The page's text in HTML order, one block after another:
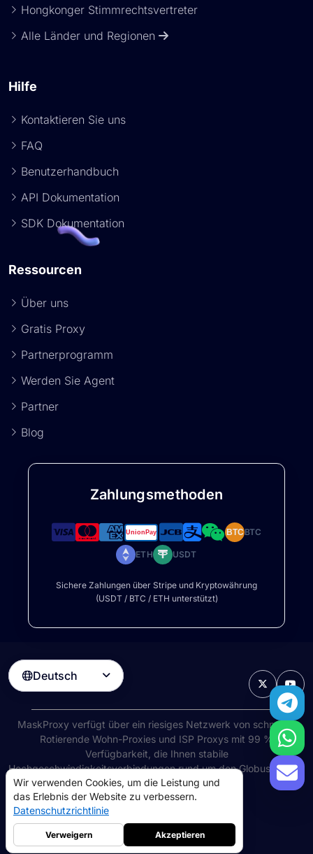
Hongkonger Stimmrechtsvertreter
Alle Länder und Regionen
Hilfe
Kontaktieren Sie uns
FAQ
Benutzerhandbuch
API Dokumentation
SDK Dokumentation
Ressourcen
Über uns
Gratis Proxy
Partnerprogramm
Werden Sie Agent
Partner
Blog
Zahlungsmethoden
BTCBTC
ETH USDT
Sichere Zahlungen über Stripe und Kryptowährung
(USDT / BTC / ETH unterstützt)
Deutsch 
MaskProxy verfügt über ein riesiges Netzwerk von schnellen
Rotierende Wohn-Proxies und ISP Proxys mit 99 %
Verfügbarkeit, die Ihnen stabile
Hochgeschwindigkeitsverbindungen rund um den Globus bieten.
©2026AIWAY LIMITED. Alle Rechte vorbehalten.
Nutzungsbedingungen
RückerstattungsrichtlinieCookie-Richtlinie
Wir verwenden Cookies, um die Leistung und
das Erlebnis der Website zu verbessern.
Datenschutzrichtlinie
Verweigern Akzeptieren